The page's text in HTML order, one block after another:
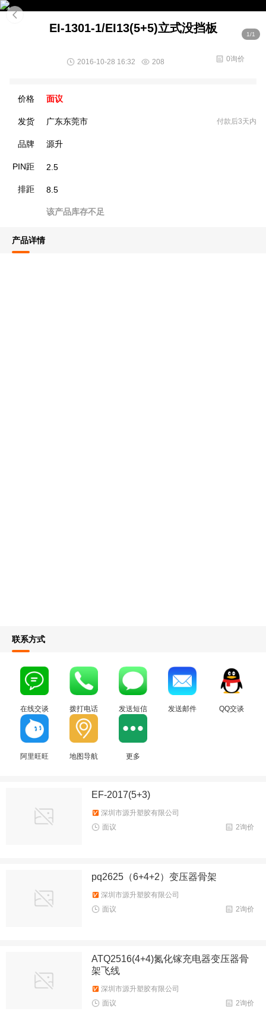
1/1
EI-1301-1/EI13(5+5)立式没挡板
2016-10-28 16:32 208 0询价
价格 面议
发货 广东东莞市 付款后3天内
品牌 源升
PIN距 2.5
排距 8.5
该产品库存不足
产品详情
联系方式
在线交谈 拨打电话 发送短信 发送邮件 QQ交谈
阿里旺旺 地图导航 更多
EF-2017(5+3)
深圳市源升塑胶有限公司
2询价
面议
pq2625（6+4+2）变压器骨架
深圳市源升塑胶有限公司
2询价
面议
ATQ2516(4+4)氮化镓充电器变压器骨
架飞线
深圳市源升塑胶有限公司
2询价
面议